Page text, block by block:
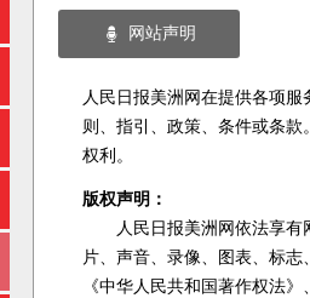
뀔 网站声明
人民日报美洲网在提供各项
则、指引、政策、条件或条
权利。
版权声明：
人民日报美洲网依法享有
片、声音、录像、图表、标
《中华人民共和国著作权法